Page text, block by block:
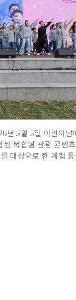
5월 5일 어린이
복합형 관광 콘텐
대상으로 한 체험